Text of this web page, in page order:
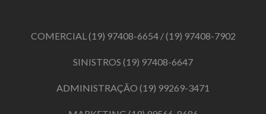
COMERCIAL(19) 97408-6654/(19) 97408-7902
SINISTROS (19) 97408-6647
ADMINISTRAÇÃO (19) 99269-3471